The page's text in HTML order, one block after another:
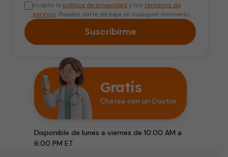
Acepto la política de privacidad y los términos de
servicio. Puedes darte de baja en cualquier momento.
Suscribirme
Gratis
Chatea con un Doctor
Disponible de lunes a viernes de 10:00 AM a
6:00 PM ET.